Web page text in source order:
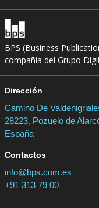
BPS (Business
compañía del Grupo
Dirección
Camino De
28223, Pozuelo de
España
Contactos
info@bps.com.es
+91 313 79 00